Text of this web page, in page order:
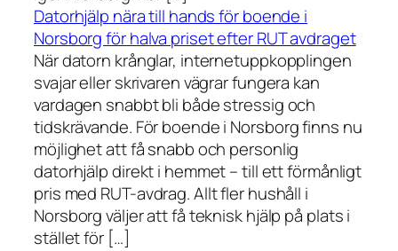
Datorhjälp nära till hands för boende i
Norsborg för halva priset efter RUT avdraget
När datorn krånglar, internetuppkopplingen
svajar eller skrivaren vägrar fungera kan
vardagen snabbt bli både stressig och
tidskrävande. För boende i Norsborg finns nu
möjlighet att få snabb och personlig
datorhjälp direkt i hemmet – till ett förmånligt
pris med RUT-avdrag. Allt fler hushåll i
Norsborg väljer att få teknisk hjälp på plats i
stället för […]